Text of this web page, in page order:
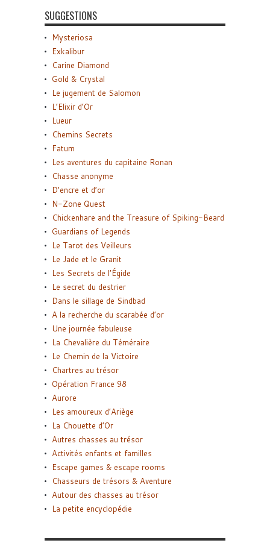
SUGGESTIONS
Mysteriosa
Exkalibur
Carine Diamond
Gold & Crystal
Le jugement de Salomon
L’Elixir d’Or
Lueur
Chemins Secrets
Fatum
Les aventures du capitaine Ronan
Chasse anonyme
D’encre et d’or
N-Zone Quest
Chickenhare and the Treasure of Spiking-Beard
Guardians of Legends
Le Tarot des Veilleurs
Le Jade et le Granit
Les Secrets de l’Égide
Le secret du destrier
Dans le sillage de Sindbad
A la recherche du scarabée d’or
Une journée fabuleuse
La Chevalière du Téméraire
Le Chemin de la Victoire
Chartres au trésor
Opération France 98
Aurore
Les amoureux d’Ariège
La Chouette d’Or
Autres chasses au trésor
Activités enfants et familles
Escape games & escape rooms
Chasseurs de trésors & Aventure
Autour des chasses au trésor
La petite encyclopédie